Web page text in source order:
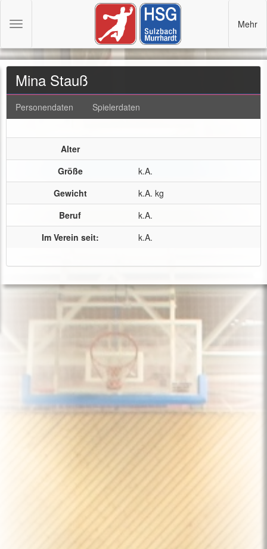
Mina Stauß
Personendaten Spielerdaten
Alter
Größe
k.A.
Gewicht
k.A. kg
Beruf
k.A.
Im Verein seit:
k.A.
Toggle
Mehr